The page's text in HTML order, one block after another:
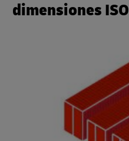
dimensiones ISO